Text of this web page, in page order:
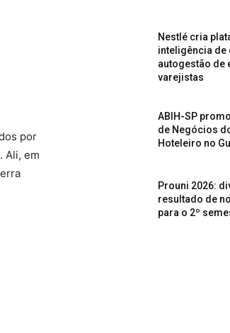
por
Ali, em
Nestlé cria
inteligência de
autogestão de
varejistas
ABIH-SP
de Negócios
Hoteleiro no
Prouni 2026:
resultado de
para o 2º